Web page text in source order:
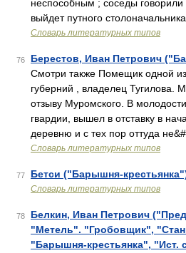
неспособным ; соседы говорили
выйдет путного
Словарь литературных типов
76 Берестов, Иван Петрович
Смотри также Помещик одной
губерний , владелец Тугилова.
отзыву Муромского. В
гвардии, вышел в отставку в
деревню и с тех пор оттуда
Словарь литературных типов
77 Бетси ("Барышня-
Словарь литературных типов
78
Белкин, Иван Петрович
"Метель". "Гробовщик",
"Барышня-крестьянка", "Ист.